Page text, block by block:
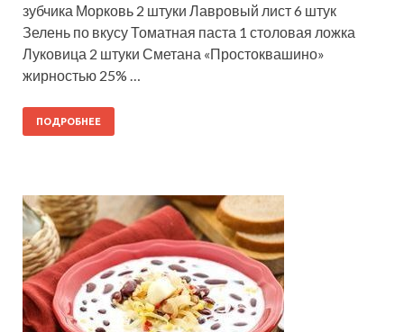
зубчика Морковь 2 штуки Лавровый лист 6 штук
Зелень по вкусу Томатная паста 1 столовая ложка
Луковица 2 штуки Сметана «Простоквашино»
жирностью 25% …
ПОДРОБНЕЕ